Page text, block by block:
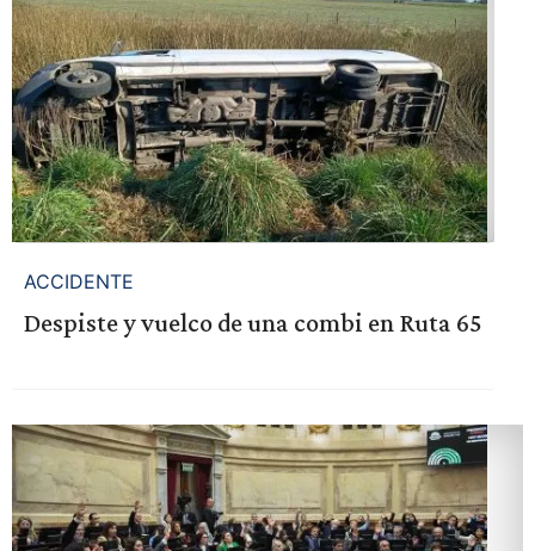
ACCIDENTE
Despiste y vuelco de una combi en Ruta 65